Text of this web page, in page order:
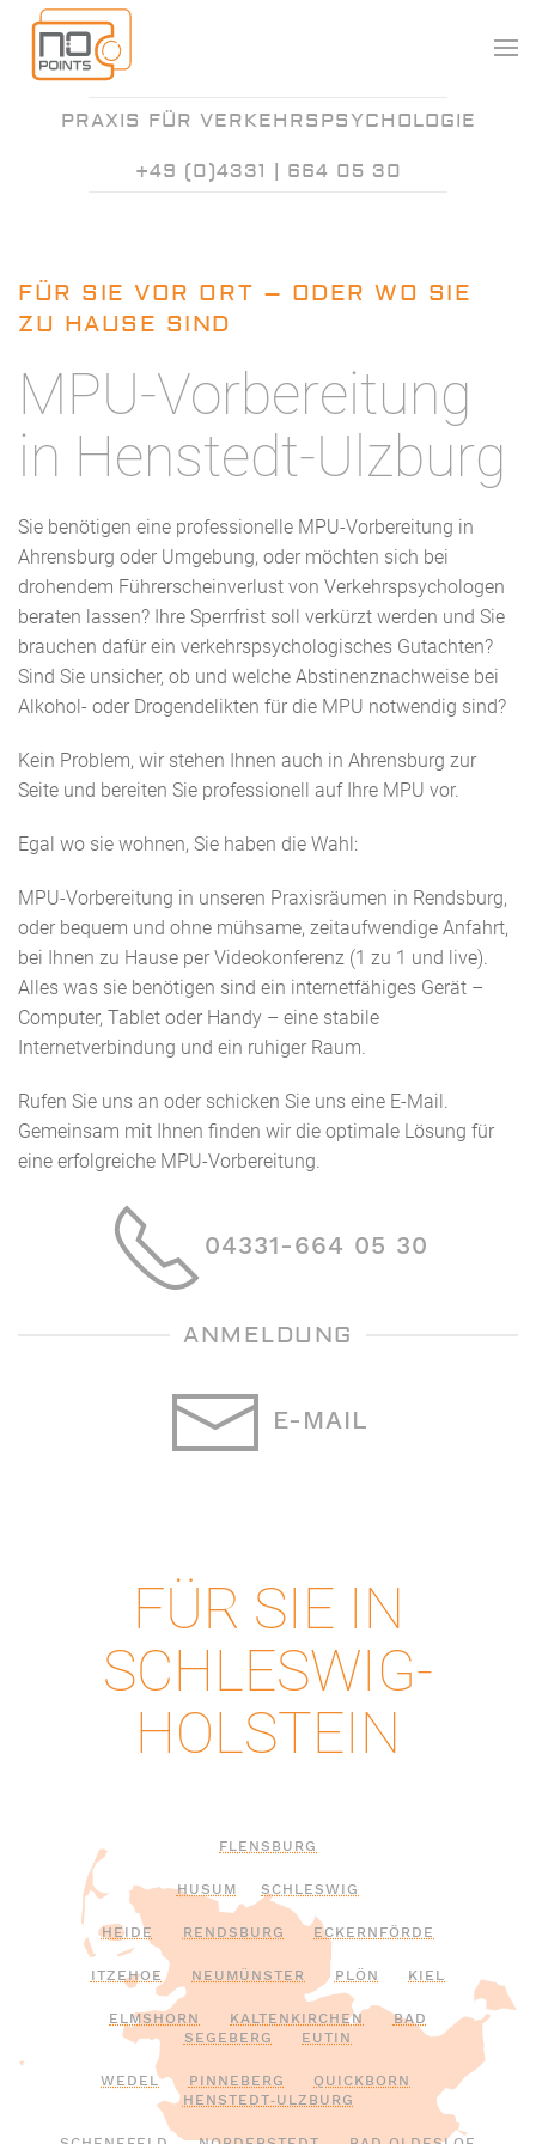
PRAXIS FÜR VERKEHRSPSYCHOLOGIE
+49 (0)4331 | 664 05 30
FÜR SIE VOR ORT – ODER WO SIE
ZU HAUSE SIND
MPU-Vorbereitung
in Henstedt-Ulzburg
Sie benötigen eine professionelle MPU-Vorbereitung in
Ahrensburg oder Umgebung, oder möchten sich bei
drohendem Führerscheinverlust von Verkehrspsychologen
beraten lassen? Ihre Sperrfrist soll verkürzt werden und Sie
brauchen dafür ein verkehrspsychologisches Gutachten?
Sind Sie unsicher, ob und welche Abstinenznachweise bei
Alkohol- oder Drogendelikten für die MPU notwendig sind?
Kein Problem, wir stehen Ihnen auch in Ahrensburg zur
Seite und bereiten Sie professionell auf Ihre MPU vor.
Egal wo sie wohnen, Sie haben die Wahl:
MPU-Vorbereitung in unseren Praxisräumen in Rendsburg,
oder bequem und ohne mühsame, zeitaufwendige Anfahrt,
bei Ihnen zu Hause per Videokonferenz (1 zu 1 und live).
Alles was sie benötigen sind ein internetfähiges Gerät –
Computer, Tablet oder Handy – eine stabile
Internetverbindung und ein ruhiger Raum.
Rufen Sie uns an oder schicken Sie uns eine E-Mail.
Gemeinsam mit Ihnen finden wir die optimale Lösung für
eine erfolgreiche MPU-Vorbereitung.
04331-664 05 30
ANMELDUNG
E-MAIL
FÜR SIE IN
SCHLESWIG-
HOLSTEIN
FLENSBURG
HUSUM SCHLESWIG
HEIDE RENDSBURG ECKERNFÖRDE
ITZEHOE NEUMÜNSTER PLÖN KIEL
ELMSHORN KALTENKIRCHEN
BAD
SEGEBERG
EUTIN
WEDEL PINNEBERG
QUICKBORN
HENSTEDT‑ULZBURG